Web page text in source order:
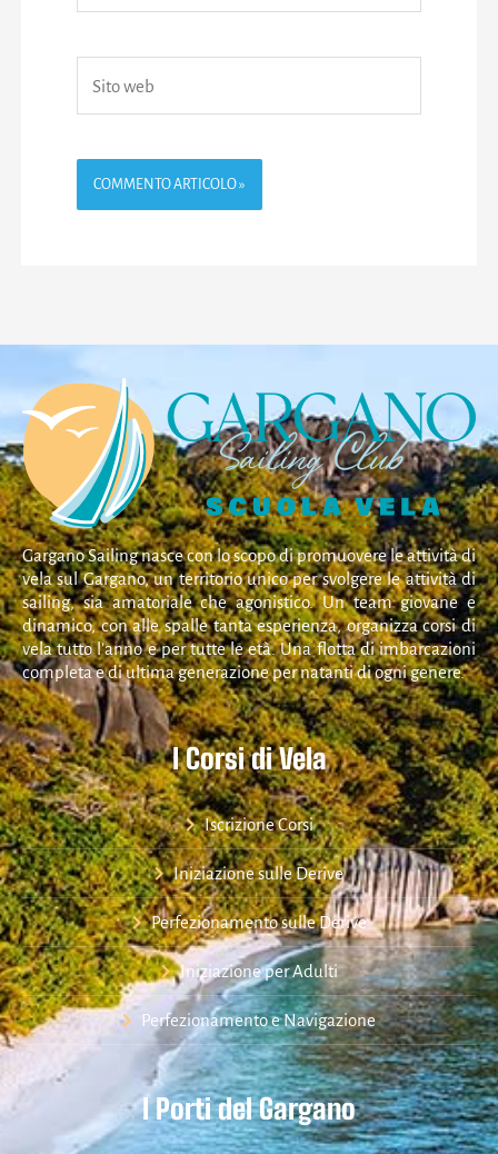
web
Gargano Sailing nasce con lo scopo di promuovere le attività di
vela sul Gargano, un territorio unico per svolgere le attività di
sailing, sia amatoriale che agonistico. Un team giovane e
dinamico, con alle spalle tanta esperienza, organizza corsi di
vela tutto l’anno e per tutte le età. Una flotta di imbarcazioni
completa e di ultima generazione per natanti di ogni genere.
I Corsi di Vela
Iscrizione Corsi
Iniziazione sulle Derive
Perfezionamento sulle Derive
Iniziazione per Adulti
Perfezionamento e Navigazione
I Porti del Gargano